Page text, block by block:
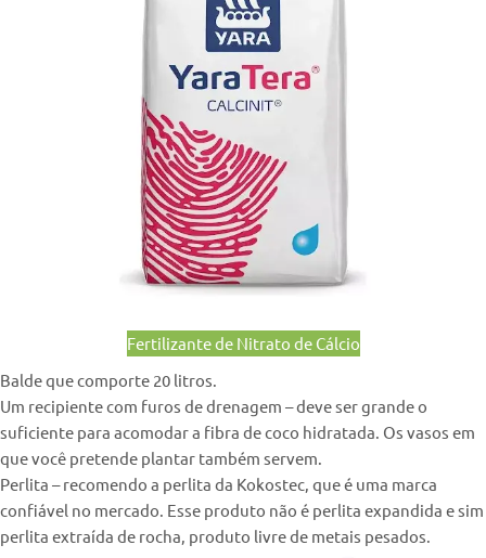
Fertilizante de Nitrato de Cálcio
Balde que comporte 20 litros.
Um recipiente com furos de drenagem – deve ser grande o
suficiente para acomodar a fibra de coco hidratada. Os vasos em
que você pretende plantar também servem.
Perlita – recomendo a perlita da Kokostec, que é uma marca
confiável no mercado. Esse produto não é perlita expandida e sim
perlita extraída de rocha, produto livre de metais pesados.